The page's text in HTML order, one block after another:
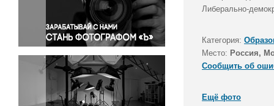
Правосудие
Происшествия и конфликты
Религия
Светская жизнь
Спорт
Экология
Экономика и бизнес
Либерально-
Категория:
Место: Россия,
Сообщить об
Ещё фото